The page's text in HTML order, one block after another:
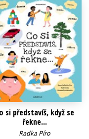
si představíš, když se
řekne...
Radka Píro